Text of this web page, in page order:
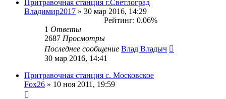
Притравочная станция г.Светлоград
Владимир2017 » 30 мар 2016, 14:29
Рейтинг: 0.06%
1 Ответы
2687 Просмотры
Последнее сообщение Влад Владыч
30 мар 2016, 14:41
Притравочная станция с. Московское
Fox26 » 10 ноя 2011, 19:59